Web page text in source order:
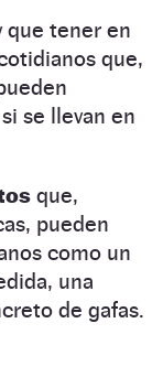
que tener en
que,
si se llevan en
que,
pueden
como un
una
de gafas.